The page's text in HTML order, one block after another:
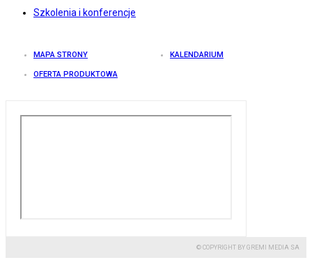
Szkolenia i konferencje
MAPA STRONY KALENDARIUM
OFERTA PRODUKTOWA
© COPYRIGHT BY GREMI MEDIA SA